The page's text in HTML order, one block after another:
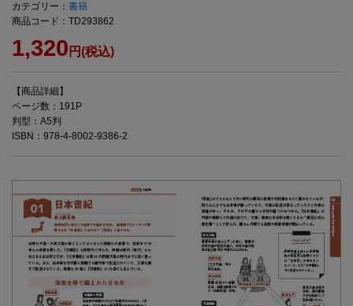
カテゴリー： 書籍
商品コード：TD293862
1,320 円(税込)
【商品詳細】
ページ数：191P
判型：A5判
ISBN：978-4-8002-9386-2